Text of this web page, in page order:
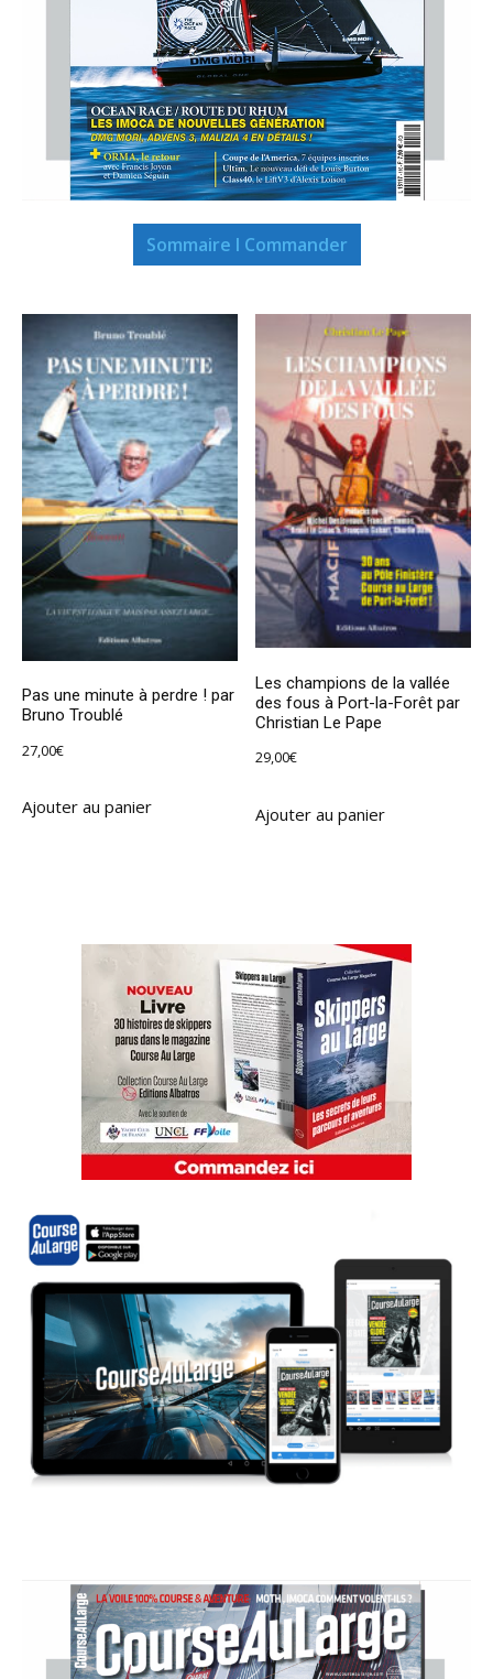
Sommaire I Commander
Pas une minute à perdre ! par
Bruno Troublé
27,00€
Ajouter au panier
Les champions de la vallée
des fous à Port-la-Forêt par
Christian Le Pape
29,00€
Ajouter au panier